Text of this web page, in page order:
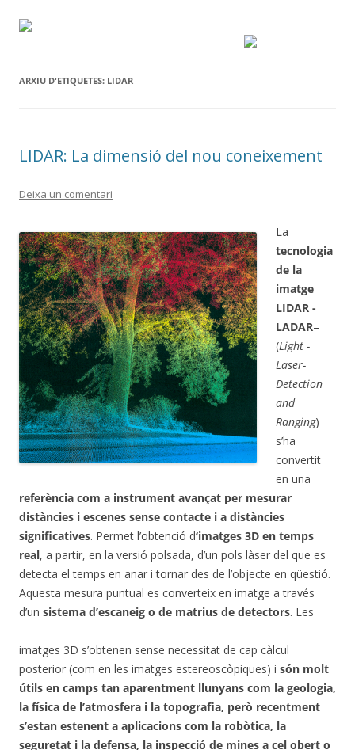
ARXIU D'ETIQUETES: LIDAR
LIDAR: La dimensió del nou coneixement
Deixa un comentari
La
tecnologia
de la
imatge
LIDAR -
LADAR–
(Light -
Laser-
Detection
and
Ranging)
s’ha
convertit
en una
referència com a instrument avançat per mesurar
distàncies i escenes sense contacte i a distàncies
significatives. Permet l’obtenció d‘imatges 3D en temps
real, a partir, en la versió polsada, d’un pols làser del que es
detecta el temps en anar i tornar des de l’objecte en qüestió.
Aquesta mesura puntual es converteix en imatge a través
d’un sistema d’escaneig o de matrius de detectors. Les
imatges 3D s’obtenen sense necessitat de cap càlcul
posterior (com en les imatges estereoscòpiques) i són molt
útils en camps tan aparentment llunyans com la geologia,
la física de l’atmosfera i la topografia, però recentment
s’estan estenent a aplicacions com la robòtica, la
seguretat i la defensa, la inspecció de mines a cel obert o